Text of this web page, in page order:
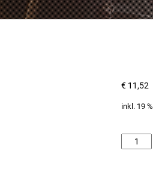
€ 11,52
inkl. 19
Anzahl